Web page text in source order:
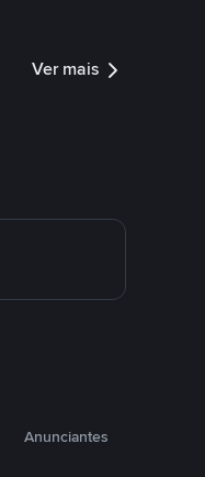
Ver mais
Anunciantes